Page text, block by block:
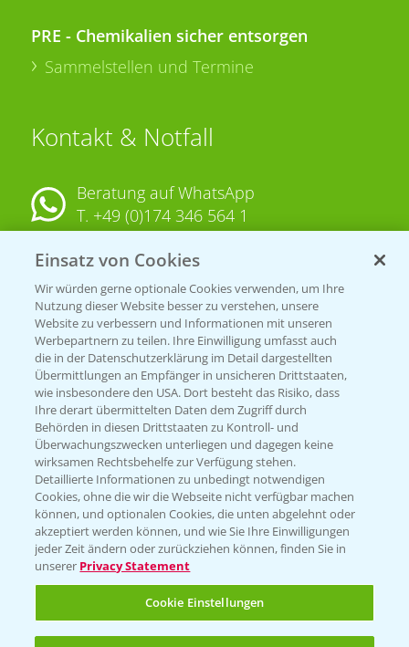
PRE - Chemikalien sicher entsorgen
Sammelstellen und Termine
Kontakt & Notfall
Beratung auf WhatsApp
T. +49 (0)174 346 564 1
KONTAKT
Hilfe in Notfällen
T.+49 (0)214/30-20220
Folgen Sie uns
Einsatz von Cookies
Wir würden gerne optionale Cookies verwenden, um Ihre
Nutzung dieser Website besser zu verstehen, unsere
Website zu verbessern und Informationen mit unseren
Werbepartnern zu teilen. Ihre Einwilligung umfasst auch
die in der Datenschutzerklärung im Detail dargestellten
Übermittlungen an Empfänger in unsicheren Drittstaaten,
wie insbesondere den USA. Dort besteht das Risiko, dass
Ihre derart übermittelten Daten dem Zugriff durch
Behörden in diesen Drittstaaten zu Kontroll- und
Überwachungszwecken unterliegen und dagegen keine
wirksamen Rechtsbehelfe zur Verfügung stehen.
Detaillierte Informationen zu unbedingt notwendigen
Cookies, ohne die wir die Webseite nicht verfügbar machen
können, und optionalen Cookies, die unten abgelehnt oder
akzeptiert werden können, und wie Sie Ihre Einwilligungen
jeder Zeit ändern oder zurückziehen können, finden Sie in
unserer Privacy Statement
Cookie Einstellungen